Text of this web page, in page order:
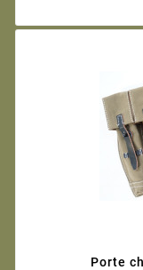
Porte